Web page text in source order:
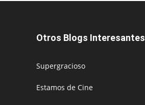
Otros Blogs Interesantes
Supergracioso
Estamos de Cine